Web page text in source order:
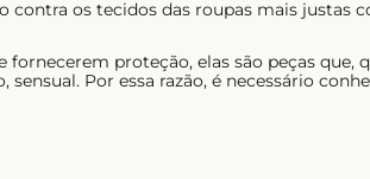
contra os tecidos das roupas mais justas
fornecerem proteção, elas são peças
sensual. Por essa razão, é necessário